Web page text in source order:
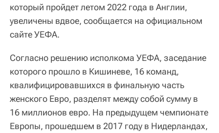
который пройдет летом 2022 года в Англии,
увеличены вдвое, сообщается на официальном
сайте УЕФА.
Согласно решению исполкома УЕФА, заседание
которого прошло в Кишиневе, 16 команд,
квалифицировавшихся в финальную часть
женского Евро, разделят между собой сумму в
16 миллионов евро. На предыдущем чемпионате
Европы, прошедшем в 2017 году в Нидерландах,